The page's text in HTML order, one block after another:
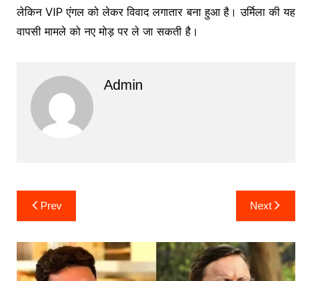
लेकिन VIP एंगल को लेकर विवाद लगातार बना हुआ है। उर्मिला की यह
वापसी मामले को नए मोड़ पर ले जा सकती है।
Admin
Post
navigation
Prev Next